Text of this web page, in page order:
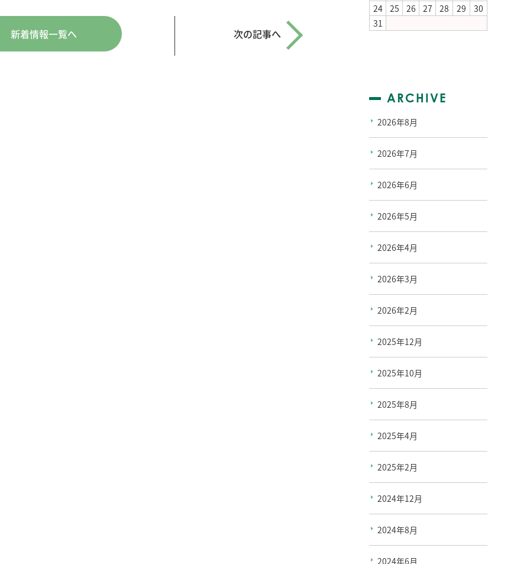
新着情報一覧へ 次の記事へ
24
25 26 27 28 29
30
31
ARCHIVE
2026年8月
2026年7月
2026年6月
2026年5月
2026年4月
2026年3月
2026年2月
2025年12月
2025年10月
2025年8月
2025年4月
2025年2月
2024年12月
2024年8月
2024年6月